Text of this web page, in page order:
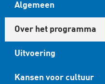
Algemeen
Over het programma
Uitvoering
Kansen voor cultuur